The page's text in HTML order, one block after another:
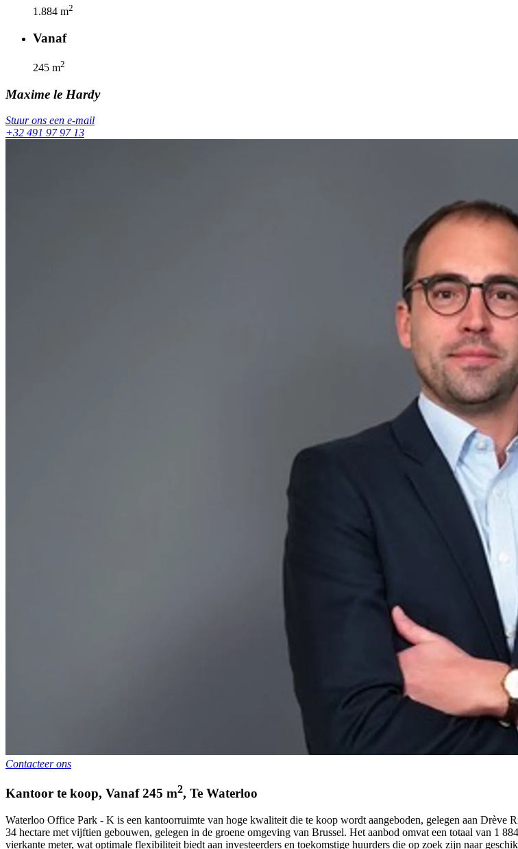
1.884 m2
Vanaf
245 m2
Maxime le Hardy
Stuur ons een e-mail
+32 491 97 97 13
Contacteer ons
Kantoor te koop, Vanaf 245 m2, Te Waterloo
Waterloo Office Park - K is een kantoorruimte van hoge kwaliteit die te koop wordt aangeboden, gelegen aan
34 hectare met vijftien gebouwen, gelegen in de groene omgeving van Brussel. Het aanbod omvat een totaal van 1
vierkante meter, wat optimale flexibiliteit biedt aan investeerders en toekomstige huurders die op zoek zijn naar